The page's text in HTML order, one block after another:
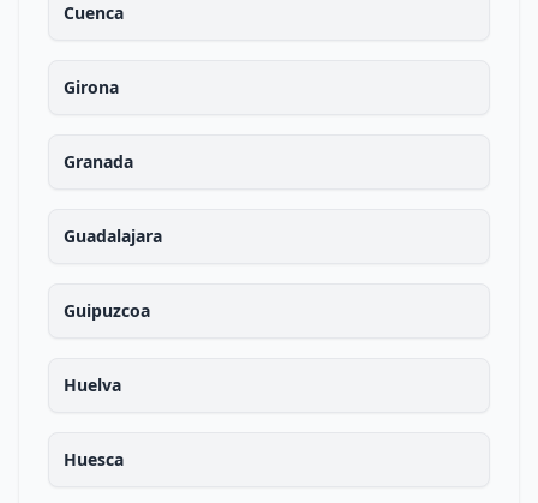
Cuenca
Girona
Granada
Guadalajara
Guipuzcoa
Huelva
Huesca